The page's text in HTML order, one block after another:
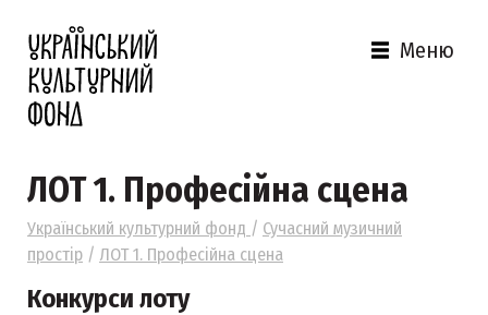
Меню
ЛОТ 1. Професійна сцена
Український культурний фонд / Сучасний музичний
простір / ЛОТ 1. Професійна сцена
Конкурси лоту